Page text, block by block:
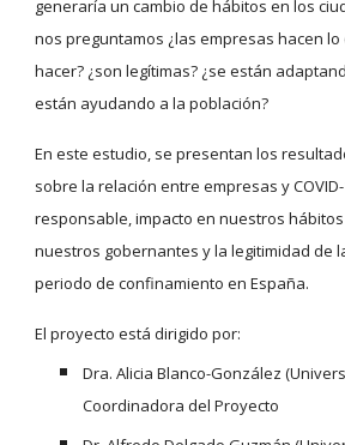
generaría un cambio de hábitos en los
nos preguntamos ¿las empresas hacen
hacer? ¿son legítimas? ¿se están
están ayudando a la población?
En este estudio, se presentan los
sobre la relación entre empresas y
responsable, impacto en nuestros
nuestros gobernantes y la legitimidad de
periodo de confinamiento en España.
El proyecto está dirigido por:
Dra. Alicia Blanco-González
Coordinadora del Proyecto